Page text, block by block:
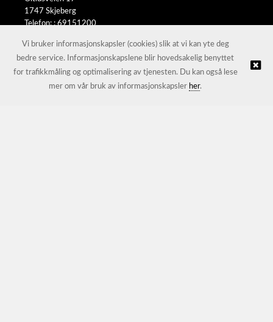
1747 Skjeberg
Telefon: :69151200
© JL Trading AS |Nettbutikk levert av Kréatif
Vi bruker informasjonskapsler (cookies) slik at vi kan yte deg
bedre service. Informasjonskapslene blir hovedsakelig benyttet
for trafikkmåling og optimalisering av tjenesten. Du kan også lese
mer om vår bruk av informasjonskapsler her.